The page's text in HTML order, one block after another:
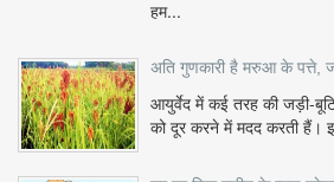
हम...
अति गुणकारी है मरुआ के पत्ते,
आयुर्वेद में कई तरह की जड़ी-
को दूर करने में मदद करती हैं।